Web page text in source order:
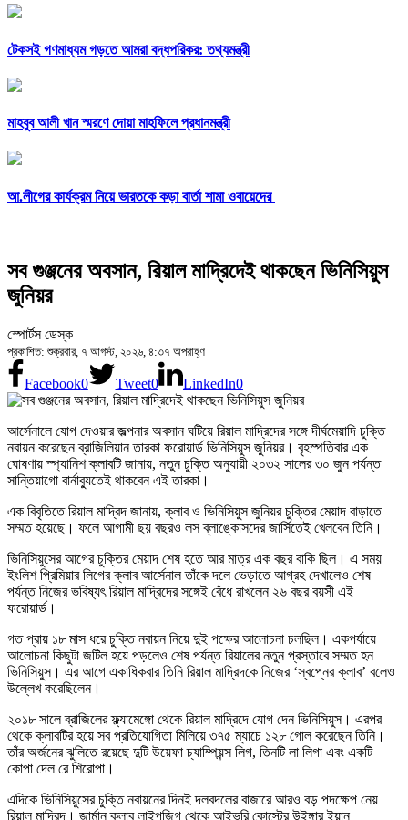
টেকসই গণমাধ্যম গড়তে আমরা বদ্ধপরিকর: তথ্যমন্ত্রী
মাহবুব আলী খান স্মরণে দোয়া মাহফিলে প্রধানমন্ত্রী
আ.লীগের কার্যক্রম নিয়ে ভারতকে কড়া বার্তা শামা ওবায়েদের
সব গুঞ্জনের অবসান, রিয়াল মাদ্রিদেই থাকছেন ভিনিসিয়ুস
জুনিয়র
স্পোর্টস ডেস্ক
প্রকাশিত: শুক্রবার, ৭ আগস্ট, ২০২৬, ৪:৩৭ অপরাহ্ণ
Facebook0 Tweet0 LinkedIn0
আর্সেনালে যোগ দেওয়ার জল্পনার অবসান ঘটিয়ে রিয়াল মাদ্রিদের সঙ্গে দীর্ঘমেয়াদি চুক্তি
নবায়ন করেছেন ব্রাজিলিয়ান তারকা ফরোয়ার্ড ভিনিসিয়ুস জুনিয়র। বৃহস্পতিবার এক
ঘোষণায় স্প্যানিশ ক্লাবটি জানায়, নতুন চুক্তি অনুযায়ী ২০৩২ সালের ৩০ জুন পর্যন্ত
সান্তিয়াগো বার্নাব্যুতেই থাকবেন এই তারকা।
এক বিবৃতিতে রিয়াল মাদ্রিদ জানায়, ক্লাব ও ভিনিসিয়ুস জুনিয়র চুক্তির মেয়াদ বাড়াতে
সম্মত হয়েছে। ফলে আগামী ছয় বছরও লস ব্লাঙ্কোসদের জার্সিতেই খেলবেন তিনি।
ভিনিসিয়ুসের আগের চুক্তির মেয়াদ শেষ হতে আর মাত্র এক বছর বাকি ছিল। এ সময়
ইংলিশ প্রিমিয়ার লিগের ক্লাব আর্সেনাল তাঁকে দলে ভেড়াতে আগ্রহ দেখালেও শেষ
পর্যন্ত নিজের ভবিষ্যৎ রিয়াল মাদ্রিদের সঙ্গেই বেঁধে রাখলেন ২৬ বছর বয়সী এই
ফরোয়ার্ড।
গত প্রায় ১৮ মাস ধরে চুক্তি নবায়ন নিয়ে দুই পক্ষের আলোচনা চলছিল। একপর্যায়ে
আলোচনা কিছুটা জটিল হয়ে পড়লেও শেষ পর্যন্ত রিয়ালের নতুন প্রস্তাবে সম্মত হন
ভিনিসিয়ুস। এর আগে একাধিকবার তিনি রিয়াল মাদ্রিদকে নিজের ‘স্বপ্নের ক্লাব’ বলেও
উল্লেখ করেছিলেন।
২০১৮ সালে ব্রাজিলের ফ্ল্যামেঙ্গো থেকে রিয়াল মাদ্রিদে যোগ দেন ভিনিসিয়ুস। এরপর
থেকে ক্লাবটির হয়ে সব প্রতিযোগিতা মিলিয়ে ৩৭৫ ম্যাচে ১২৮ গোল করেছেন তিনি।
তাঁর অর্জনের ঝুলিতে রয়েছে দুটি উয়েফা চ্যাম্পিয়ন্স লিগ, তিনটি লা লিগা এবং একটি
কোপা দেল রে শিরোপা।
এদিকে ভিনিসিয়ুসের চুক্তি নবায়নের দিনই দলবদলের বাজারে আরও বড় পদক্ষেপ নেয়
রিয়াল মাদ্রিদ। জার্মান ক্লাব লাইপজিগ থেকে আইভরি কোস্টের উইঙ্গার ইয়ান